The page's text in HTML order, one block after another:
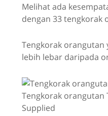
Melihat ada
dengan 33 tengkorak
Tengkorak orangutan
lebih lebar daripada
Tengkorak orangutan
Supplied